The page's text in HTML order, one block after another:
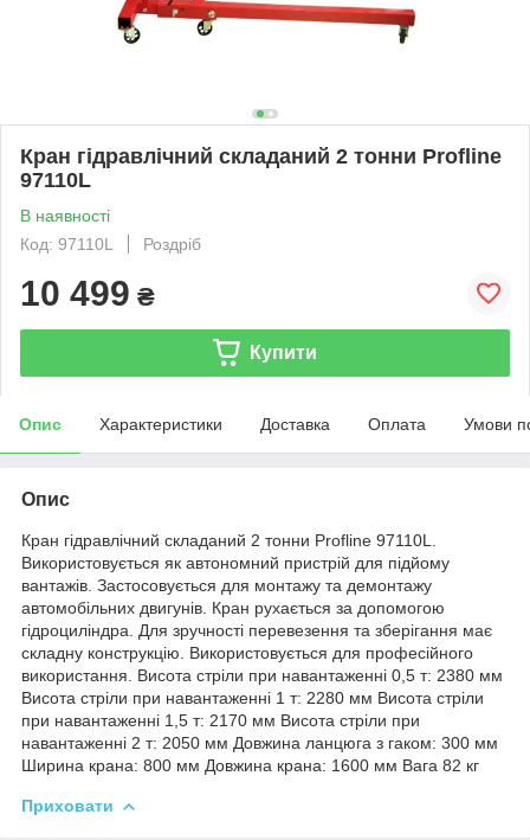
Кран гідравлічний складаний 2 тонни Profline
97110L
В наявності
Код: 97110L
Роздріб
10 499 ₴
Купити
Опис Характеристики Доставка Оплата Умови
Опис
Кран гідравлічний складаний 2 тонни Profline 97110L.
Використовується як автономний пристрій для підйому
вантажів. Застосовується для монтажу та демонтажу
автомобільних двигунів. Кран рухається за допомогою
гідроциліндра. Для зручності перевезення та зберігання має
складну конструкцію. Використовується для професійного
використання. Висота стріли при навантаженні 0,5 т: 2380 мм
Висота стріли при навантаженні 1 т: 2280 мм Висота стріли
при навантаженні 1,5 т: 2170 мм Висота стріли при
навантаженні 2 т: 2050 мм Довжина ланцюга з гаком: 300 мм
Ширина крана: 800 мм Довжина крана: 1600 мм Вага 82 кг
Приховати